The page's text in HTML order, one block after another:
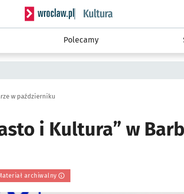
Serwis informacyjny wroclaw.pl podserwis:
Polecamy
w październiku
i Kultura” w
archiwalny